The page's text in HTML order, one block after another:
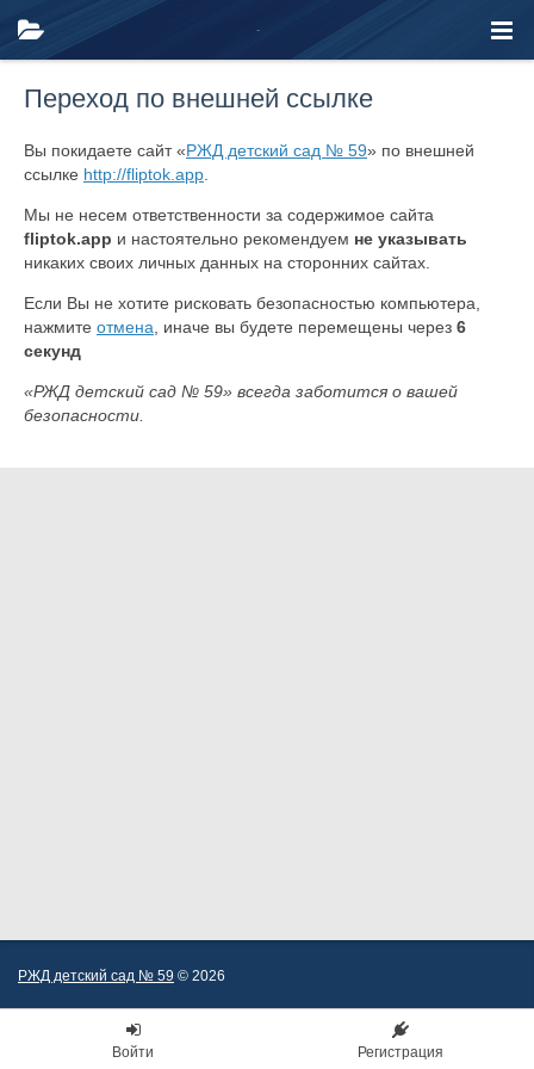
Переход по внешней ссылке
Вы покидаете сайт «РЖД детский сад № 59» по внешней
ссылке http://fliptok.app
Мы не несем ответственности за содержимое сайта
fliptok.app и настоятельно рекомендуем не указывать
никаких своих личных данных на сторонних сайтах.
Если Вы не хотите рисковать безопасностью компьютера,
нажмите отмена , иначе вы будете перемещены через 6
секунд
«РЖД детский сад № 59» всегда заботится о вашей
безопасности.
РЖД детский сад № 59 © 2026
Войти Регистрация